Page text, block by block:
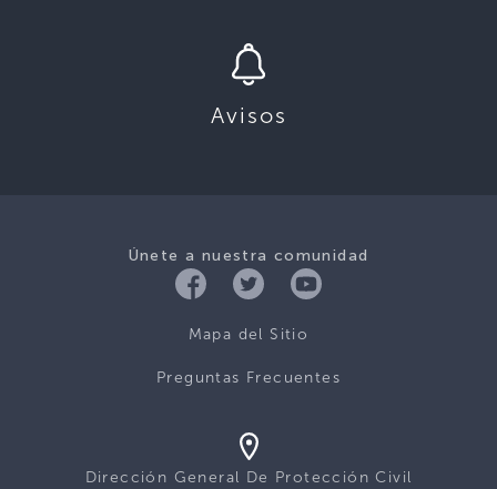
Avisos
Únete a nuestra comunidad
Mapa del Sitio
Preguntas Frecuentes
Dirección General De Protección Civil